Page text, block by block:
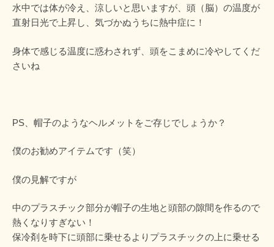
水中では体が冷え、涼しいと思いますが、頭（脳）の温度が
直射日光で上昇し、気づかぬうちに熱中症に！
身体で感じる温度に惑わされず、頭をこまめに冷やしてくだ
さいね
PS、帽子のようなヘルメットをご存じでしょうか？
僕のお勧めアイテムです（笑）
僕の見解ですが
中のプラスチック部分が帽子の生地と頭部の隙間を作るので
熱くなりすぎない！
保冷剤を時下に頭部に乗せるよりプラスチックの上に乗せる